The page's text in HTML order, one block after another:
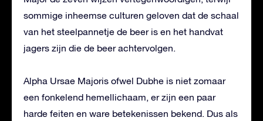
sommige inheemse culturen geloven dat de schaal
van het steelpannetje de beer is en het handvat
jagers zijn die de beer achtervolgen.
Alpha Ursae Majoris ofwel Dubhe is niet zomaar
een fonkelend hemellichaam, er zijn een paar
harde feiten en ware betekenissen bekend. Dus als